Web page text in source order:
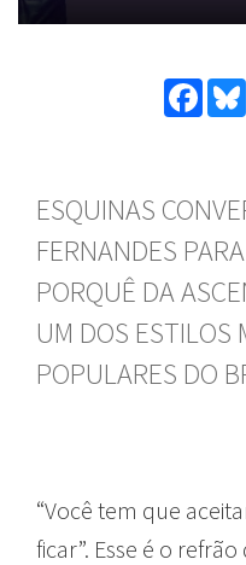
ESQUINAS
FERNANDES
PORQUÊ DA
UM DOS ESTILOS
POPULARES DO
“Você tem que
ficar”. Esse é o